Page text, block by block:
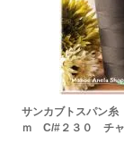
サンカブトスパン
ｍ C/#２３０ チャ